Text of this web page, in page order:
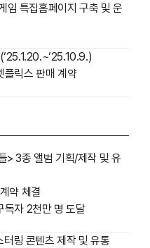
임 특집홈페이지 구축 및 운
플릭스 판매 계약
> 3종 앨범 기획/제작 및 유
약 체결
자 2천만 명 도달
링 콘텐츠 제작 및 유통